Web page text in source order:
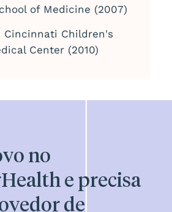
of Medicine (2007)
Cincinnati Children's
Center (2010)
no
e precisa
de